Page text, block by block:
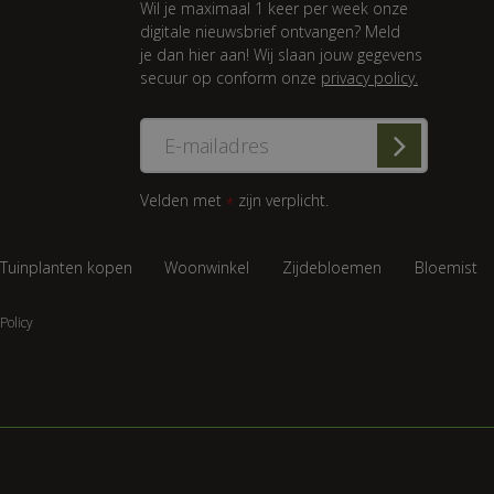
Wil je maximaal 1 keer per week onze
digitale nieuwsbrief ontvangen? Meld
je dan hier aan! Wij slaan jouw gegevens
secuur op conform onze privacy policy.
Velden met * zijn verplicht.
Tuinplanten kopen Woonwinkel Zijdebloemen Bloemist